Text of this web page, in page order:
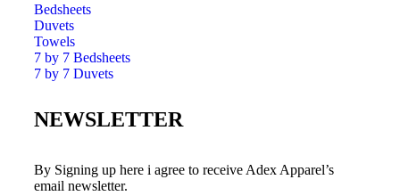
Bedsheets
Duvets
Towels
7 by 7 Bedsheets
7 by 7 Duvets
NEWSLETTER
By Signing up here i agree to receive Adex Apparel’s
email newsletter.